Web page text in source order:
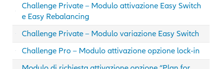
Challenge Private – Modulo attivazione Easy Switch
e Easy Rebalancing
Challenge Private – Modulo variazione Easy Switch
Challenge Pro – Modulo attivazione opzione lock-in